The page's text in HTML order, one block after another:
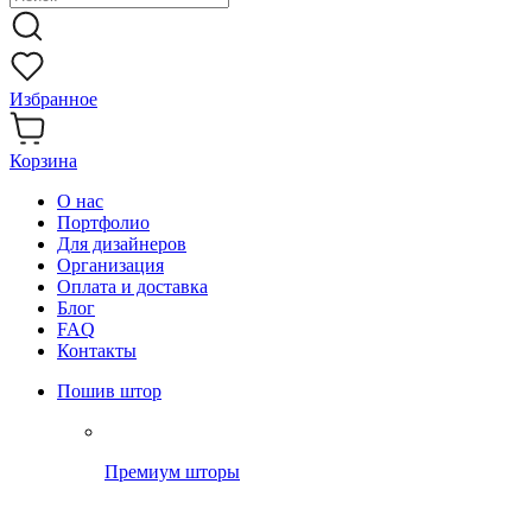
Избранное
Корзина
О нас
Портфолио
Для дизайнеров
Организация
Оплата и доставка
Блог
FAQ
Контакты
Пошив штор
Премиум шторы